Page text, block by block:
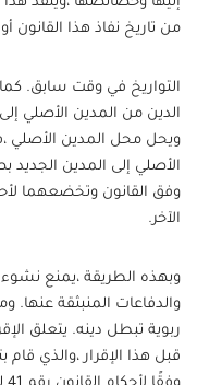
من تاريخ نفاذ هذا القانون
التواريخ في وقت سابق.
الدين من المدين الأصلي
ويحل محل المدين الأصلي
الأصلي إلى المدين الجديد
وفق القانون وتخضعهما
الآخر.
وبهذه الطريقة ،يمنع
والدفاعات المنبثقة عنها.
ربوية تبطل دينه. يتعلق